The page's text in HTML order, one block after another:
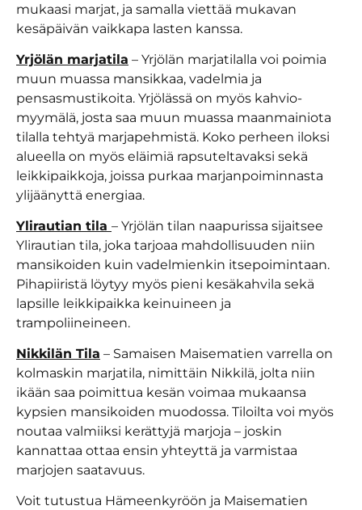
mukaasi marjat, ja samalla viettää mukavan
kesäpäivän vaikkapa lasten kanssa.
Yrjölän marjatila – Yrjölän marjatilalla voi poimia
muun muassa mansikkaa, vadelmia ja
pensasmustikoita. Yrjölässä on myös kahvio-
myymälä, josta saa muun muassa maanmainiota
tilalla tehtyä marjapehmistä. Koko perheen iloksi
alueella on myös eläimiä rapsuteltavaksi sekä
leikkipaikkoja, joissa purkaa marjanpoiminnasta
ylijäänyttä energiaa.
Ylirautian tila – Yrjölän tilan naapurissa sijaitsee
Ylirautian tila, joka tarjoaa mahdollisuuden niin
mansikoiden kuin vadelmienkin itsepoimintaan.
Pihapiiristä löytyy myös pieni kesäkahvila sekä
lapsille leikkipaikka keinuineen ja
trampoliineineen.
Nikkilän Tila – Samaisen Maisematien varrella on
kolmaskin marjatila, nimittäin Nikkilä, jolta niin
ikään saa poimittua kesän voimaa mukaansa
kypsien mansikoiden muodossa. Tiloilta voi myös
noutaa valmiiksi kerättyjä marjoja – joskin
kannattaa ottaa ensin yhteyttä ja varmistaa
marjojen saatavuus.
Voit tutustua Hämeenkyröön ja Maisematien